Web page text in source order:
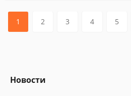
1 2 3 4 5
Новости